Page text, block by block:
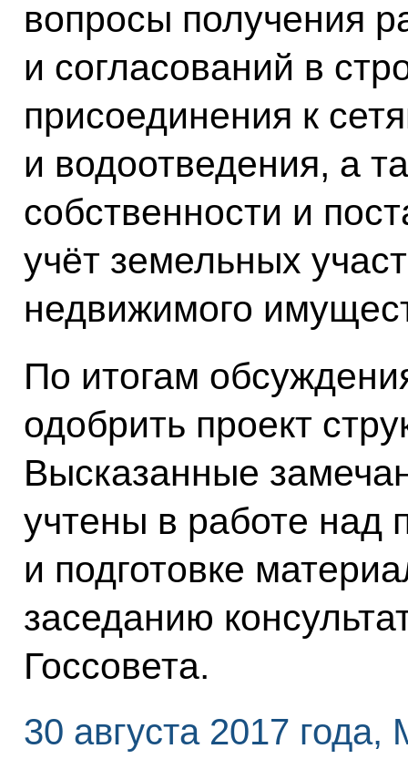
вопросы получения
и согласований в
присоединения к
и водоотведения, а
собственности и
учёт земельных
недвижимого
По итогам
одобрить проект
Высказанные
учтены в работе над
и подготовке
заседанию
Госсовета.
30 августа 2017 года,